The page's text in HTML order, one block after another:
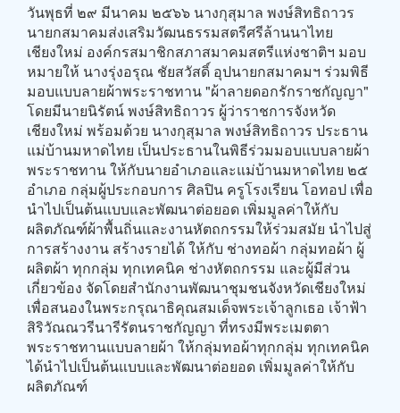
วันพุธที่ ๒๙ มีนาคม ๒๕๖๖ นางกุสุมาล พงษ์สิทธิถาวร
นายกสมาคมส่งเสริมวัฒนธรรมสตรีศรีล้านนาไทย
เชียงใหม่ องค์กรสมาชิกสภาสมาคมสตรีแห่งชาติฯ มอบ
หมายให้ นางรุ่งอรุณ ชัยสวัสดิ์ อุปนายกสมาคมฯ ร่วมพิธี
มอบแบบลายผ้าพระราชทาน "ผ้าลายดอกรักราชกัญญา"
โดยมีนายนิรัตน์ พงษ์สิทธิถาวร ผู้ว่าราชการจังหวัด
เชียงใหม่ พร้อมด้วย นางกุสุมาล พงษ์สิทธิถาวร ประธาน
แม่บ้านมหาดไทย เป็นประธานในพิธีร่วมมอบแบบลายผ้า
พระราชทาน ให้กับนายอำเภอและแม่บ้านมหาดไทย ๒๕
อำเภอ กลุ่มผู้ประกอบการ ศิลปิน ครูโรงเรียน โอทอป เพื่อ
นำไปเป็นต้นแบบและพัฒนาต่อยอด เพิ่มมูลค่าให้กับ
ผลิตภัณฑ์ผ้าพื้นถิ่นและงานหัตถกรรมให้ร่วมสมัย นำไปสู่
การสร้างงาน สร้างรายได้ ให้กับ ช่างทอผ้า กลุ่มทอผ้า ผู้
ผลิตผ้า ทุกกลุ่ม ทุกเทคนิค ช่างหัตถกรรม และผู้มีส่วน
เกี่ยวข้อง จัดโดยสำนักงานพัฒนาชุมชนจังหวัดเชียงใหม่
เพื่อสนองในพระกรุณาธิคุณสมเด็จพระเจ้าลูกเธอ เจ้าฟ้า
สิริวัณณวรีนารีรัตนราชกัญญา ที่ทรงมีพระเมตตา
พระราชทานแบบลายผ้า ให้กลุ่มทอผ้าทุกกลุ่ม ทุกเทคนิค
ได้นำไปเป็นต้นแบบและพัฒนาต่อยอด เพิ่มมูลค่าให้กับ
ผลิตภัณฑ์